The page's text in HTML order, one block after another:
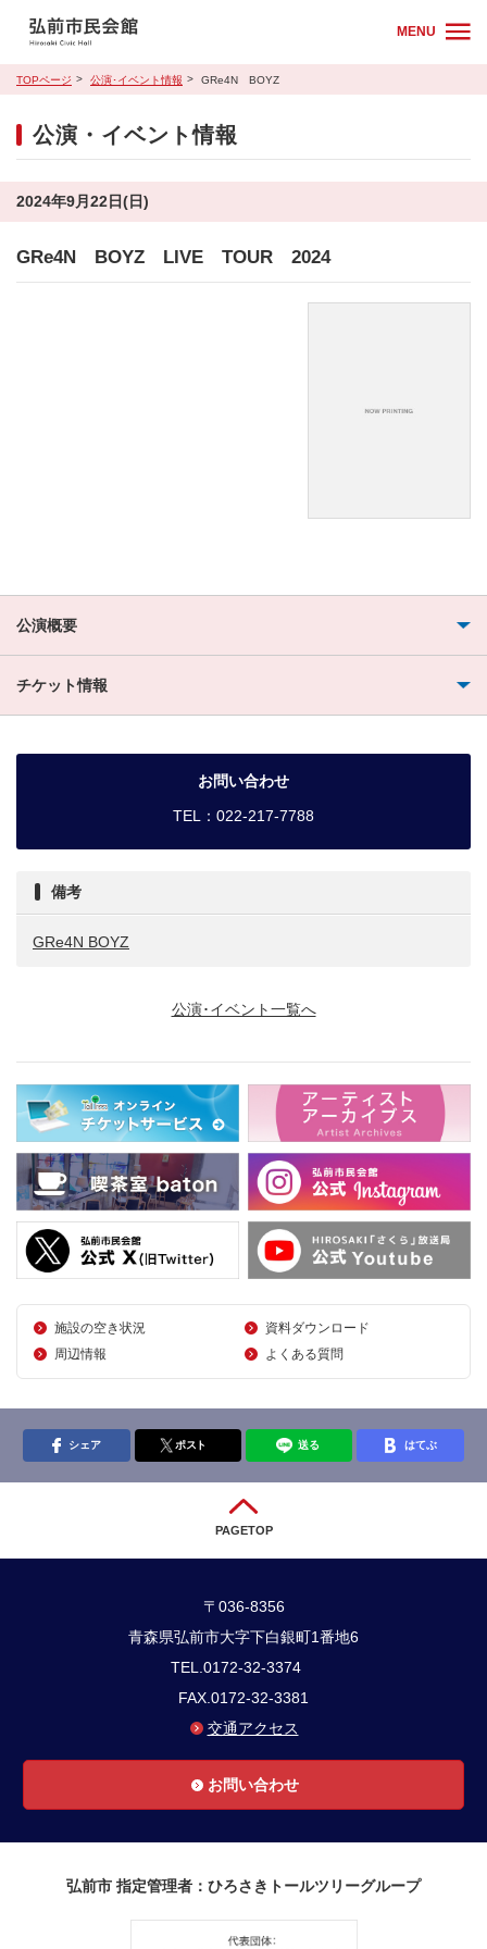
MENU
TOPページ 公演･イベント情報 GRe4N BOYZ
公演・イベント情報
2024年9月22日(日)
GRe4N BOYZ LIVE TOUR 2024
公演概要
チケット情報
お問い合わせ
TEL：022-217-7788
備考
GRe4N BOYZ
公演･イベント一覧へ
施設の空き状況
資料ダウンロード
周辺情報
よくある質問
シェア ポスト 送る はてぶ
PAGETOP
〒036-8356
青森県弘前市大字下白銀町1番地6
TEL.0172-32-3374
FAX.0172-32-3381
交通アクセス
お問い合わせ
弘前市 指定管理者：ひろさきトールツリーグループ